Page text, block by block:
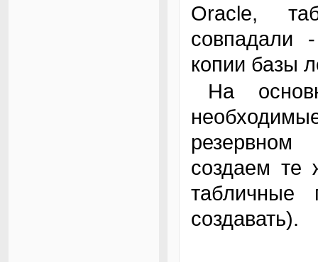
Oracle,
совпадали
копии базы
На основном (primary) сервере создаем
создаем
табличные
создавать).